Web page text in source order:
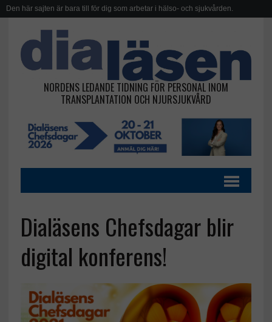
Den här sajten är bara till för dig som arbetar i hälso- och sjukvården.
NORDENS LEDANDE TIDNING FÖR PERSONAL INOM
TRANSPLANTATION OCH NJURSJUKVÅRD
Dialäsens Chefsdagar blir
digital konferens!